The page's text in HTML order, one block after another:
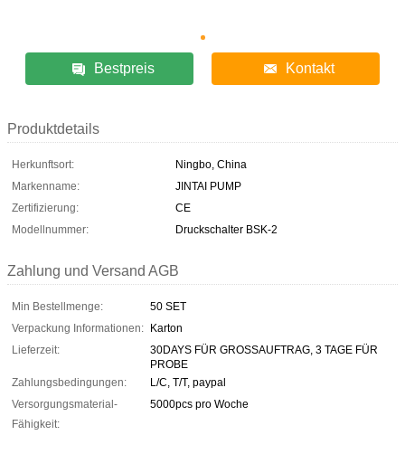
Bestpreis Kontakt
Produktdetails
Herkunftsort:
Ningbo, China
Markenname:
JINTAI PUMP
Zertifizierung:
CE
Modellnummer:
Druckschalter BSK-2
Zahlung und Versand AGB
Min Bestellmenge:
50 SET
Verpackung Informationen:
Karton
Lieferzeit:
30DAYS FÜR GROSSAUFTRAG, 3 TAGE FÜR
PROBE
Zahlungsbedingungen:
L/C, T/T, paypal
Versorgungsmaterial-
Fähigkeit:
5000pcs pro Woche